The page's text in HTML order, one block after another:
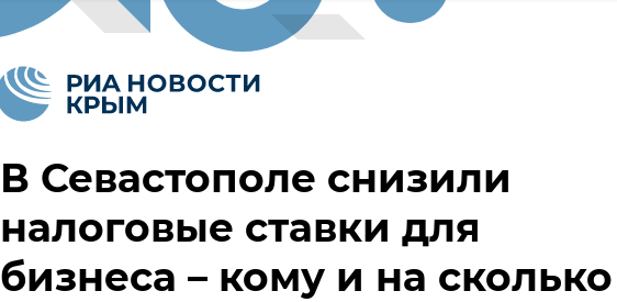
В Севастополе снизили
налоговые ставки для
бизнеса – кому и на сколько